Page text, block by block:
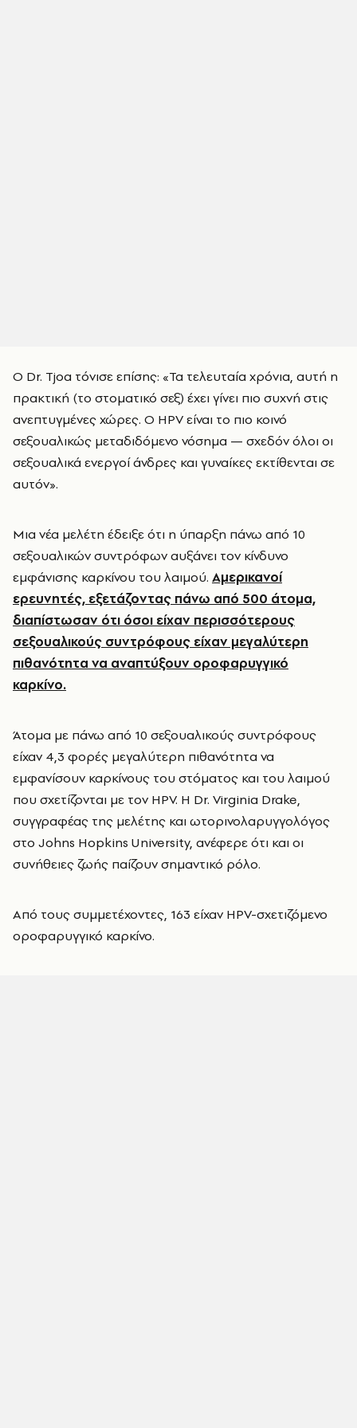
Ο Dr. Tjoa τόνισε επίσης: «Τα τελευταία χρόνια, αυτή η
πρακτική (το στοματικό σεξ) έχει γίνει πιο συχνή στις
ανεπτυγμένες χώρες. Ο HPV είναι το πιο κοινό
σεξουαλικώς μεταδιδόμενο νόσημα — σχεδόν όλοι οι
σεξουαλικά ενεργοί άνδρες και γυναίκες εκτίθενται σε
αυτόν».
Μια νέα μελέτη έδειξε ότι η ύπαρξη πάνω από 10
σεξουαλικών συντρόφων αυξάνει τον κίνδυνο
εμφάνισης καρκίνου του λαιμού. Αμερικανοί
ερευνητές, εξετάζοντας πάνω από 500 άτομα,
διαπίστωσαν ότι όσοι είχαν περισσότερους
σεξουαλικούς συντρόφους είχαν μεγαλύτερη
πιθανότητα να αναπτύξουν οροφαρυγγικό
καρκίνο.
Άτομα με πάνω από 10 σεξουαλικούς συντρόφους
είχαν 4,3 φορές μεγαλύτερη πιθανότητα να
εμφανίσουν καρκίνους του στόματος και του λαιμού
που σχετίζονται με τον HPV. Η Dr. Virginia Drake,
συγγραφέας της μελέτης και ωτορινολαρυγγολόγος
στο Johns Hopkins University, ανέφερε ότι και οι
συνήθειες ζωής παίζουν σημαντικό ρόλο.
Από τους συμμετέχοντες, 163 είχαν HPV-σχετιζόμενο
οροφαρυγγικό καρκίνο.